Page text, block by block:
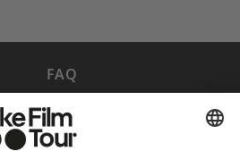
FAQ
MEDIA HUB
JOBS